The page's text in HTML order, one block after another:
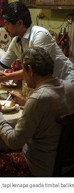
kenapa gaada timbal